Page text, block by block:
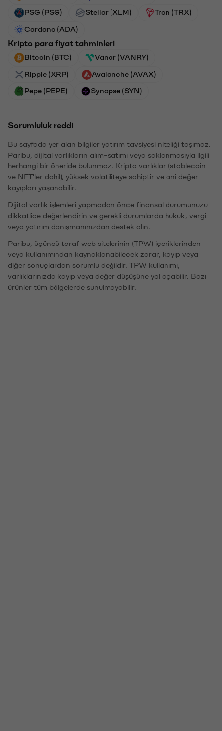
PSG (PSG) Stellar (XLM) Tron (TRX)
Cardano (ADA)
Kripto para fiyat tahminleri
Bitcoin (BTC) Vanar (VANRY)
Ripple (XRP) Avalanche (AVAX)
Pepe (PEPE) Synapse (SYN)
Sorumluluk reddi
Bu sayfada yer alan bilgiler yatırım tavsiyesi niteliği taşımaz.
Paribu, dijital varlıkların alım-satımı veya saklanmasıyla ilgili
herhangi bir öneride bulunmaz. Kripto varlıklar (stablecoin
ve NFT'ler dahil), yüksek volatiliteye sahiptir ve ani değer
kayıpları yaşanabilir.
Dijital varlık işlemleri yapmadan önce finansal durumunuzu
dikkatlice değerlendirin ve gerekli durumlarda hukuk, vergi
veya yatırım danışmanınızdan destek alın.
Paribu, üçüncü taraf web sitelerinin (TPW) içeriklerinden
veya kullanımından kaynaklanabilecek zarar, kayıp veya
diğer sonuçlardan sorumlu değildir. TPW kullanımı,
varlıklarınızda kayıp veya değer düşüşüne yol açabilir. Bazı
ürünler tüm bölgelerde sunulmayabilir.